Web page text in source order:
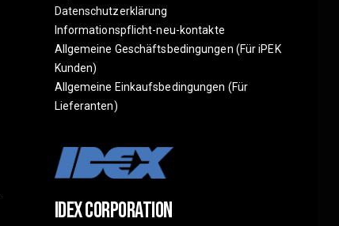
Datenschutzerklärung
Informationspflicht-neu-kontakte
Allgemeine Geschäftsbedingungen (Für iPEK
Kunden)
Allgemeine Einkaufsbedingungen (Für
Lieferanten)
IDEX CORPORATION